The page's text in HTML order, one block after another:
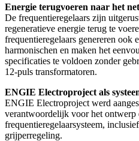
Energie terugvoeren naar het net
De frequentieregelaars zijn
regeneratieve energie terug te
frequentieregelaars genereren ook
harmonischen en maken het
specificaties te voldoen zonder
12-puls transformatoren.
ENGIE Electroproject als
ENGIE Electroproject werd
verantwoordelijk voor het
frequentieregelaarsysteem,
grijperregeling.